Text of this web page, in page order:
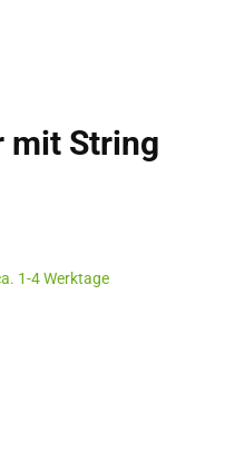
mit String
1-4 Werktage